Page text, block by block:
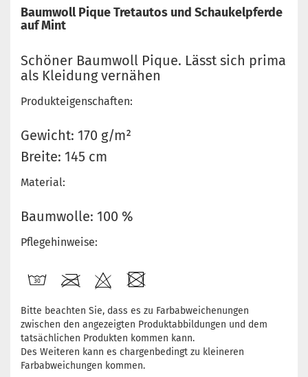
Baumwoll Pique Tretautos und Schaukelpferde
auf Mint
Schöner Baumwoll Pique. Lässt sich prima
als Kleidung vernähen
Produkteigenschaften:
Gewicht: 170 g/m²
Breite: 145 cm
Material:
Baumwolle: 100 %
Pflegehinweise:
Bitte beachten Sie, dass es zu Farbabweichenungen
zwischen den angezeigten Produktabbildungen und dem
tatsächlichen Produkten kommen kann.
Des Weiteren kann es chargenbedingt zu kleineren
Farbabweichungen kommen.